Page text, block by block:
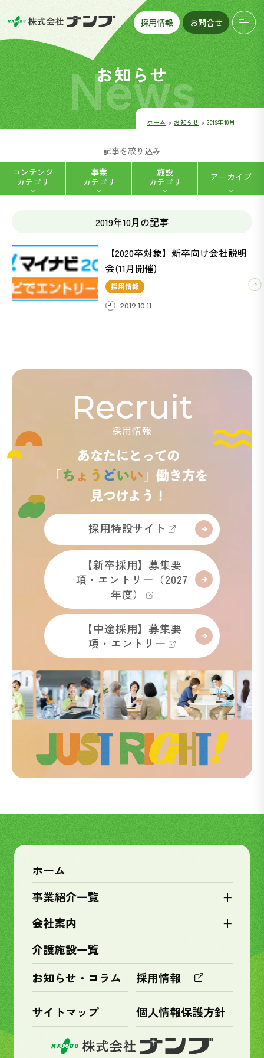
採用情報 お問合せ
お知らせ
News
ホーム お知らせ 2019年10月
記事を絞り込み
2019年10月の記事
【2020卒対象】新卒向け会社説明
会(11月開催)
採用情報
2019.10.11
コンテンツ
カテゴリ
ACSIVE(アクシブ) (37)
ボンベ楽(ラック) (1)
事業
カテゴリ
福祉用具レンタル・販売 (2)
施設
カテゴリ
ハートフルデイナンブ八帖 (5)
アーカイブ
Recruit
採用情報
採用特設サイト
【新卒採用】募集要
項・エントリー（2027
年度）
【中途採用】募集要
項・エントリー
ホーム
事業紹介一覧
+
会社案内 +
介護施設一覧
お知らせ・コラム
採用情報
サイトマップ 個人情報保護方針